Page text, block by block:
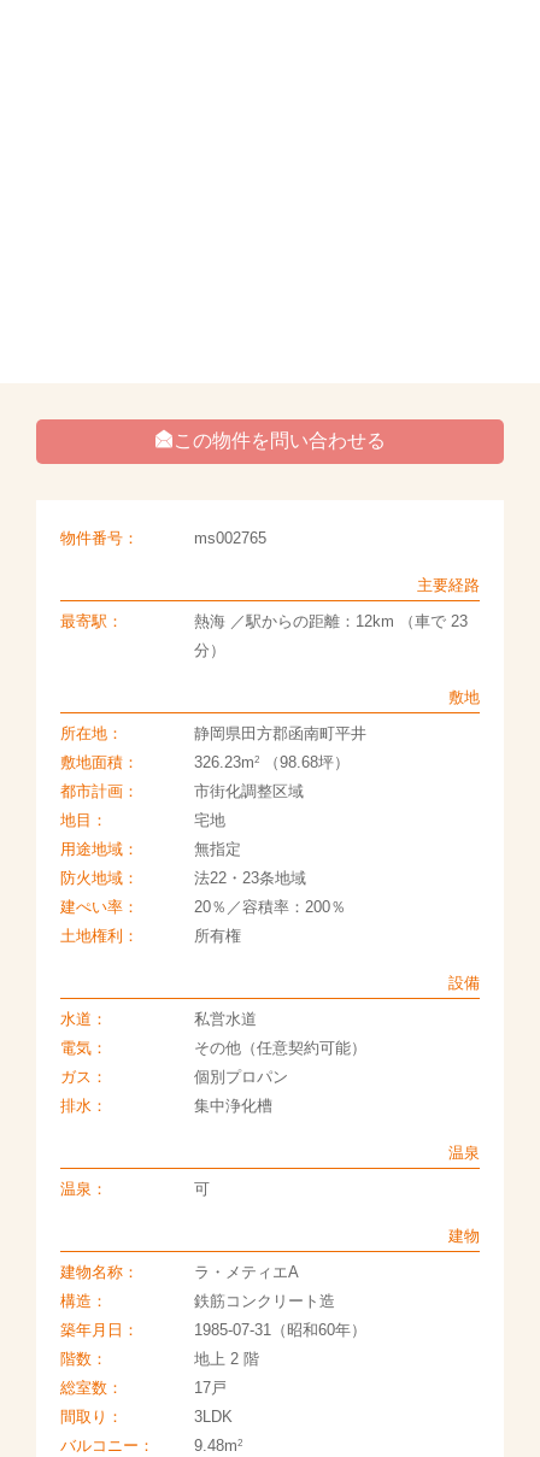
この物件を問い合わせる
物件番号： ms002765
主要経路
最寄駅：
熱海 ／駅からの距離：12km （車で 23
分）
敷地
所在地：
静岡県田方郡函南町平井
敷地面積：
326.23m2（98.68坪）
都市計画：
市街化調整区域
地目：
宅地
用途地域：
無指定
防火地域：
法22・23条地域
建ぺい率：
20％／容積率：200％
土地権利：
所有権
設備
水道：
私営水道
電気：
その他（任意契約可能）
ガス：
個別プロパン
排水：
集中浄化槽
温泉
温泉：
可
建物
建物名称：
ラ・メティエA
構造：
鉄筋コンクリート造
築年月日：
1985-07-31（昭和60年）
階数：
地上 2 階
総室数：
17戸
間取り：
3LDK
バルコニー：
9.48m2